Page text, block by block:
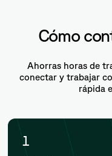
Cómo
Ahorras horas de
conectar y trabajar
rápida
1